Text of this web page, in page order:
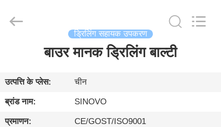
उत्पादों
वीआर
Sinovo
Heavy
ड्रिलिंग सहायक उपकरण
बाउर मानक ड्रिलिंग बाल्टी
उत्पत्ति के प्लेस: चीन
ब्रांड नाम: SINOVO
प्रमाणन: CE/GOST/ISO9001